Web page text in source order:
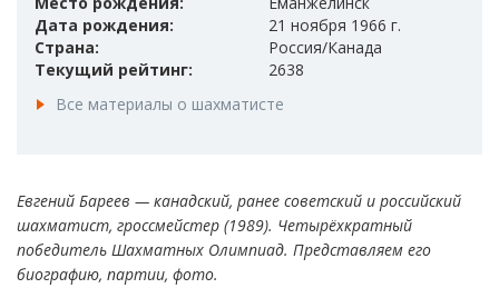
Дата рождения:
21 ноября 1966 г.
Страна:
Россия/Канада
Текущий рейтинг:
2638
Все материалы о шахматисте
Евгений Бареев — канадский, ранее советский и российский
шахматист, гроссмейстер (1989). Четырёхкратный
победитель Шахматных Олимпиад. Представляем его
биографию, партии, фото.